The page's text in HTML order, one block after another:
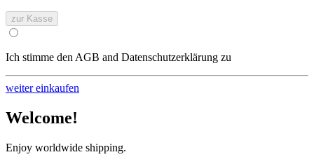
zur Kasse
Ich stimme den AGB and Datenschutzerklärung zu
weiter einkaufen
Welcome!
Enjoy worldwide shipping.